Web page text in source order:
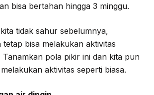
bisa bertahan hingga 3 minggu.
tidak sahur sebelumnya,
bisa melakukan aktivitas
pola pikir ini dan kita pun
aktivitas seperti biasa.